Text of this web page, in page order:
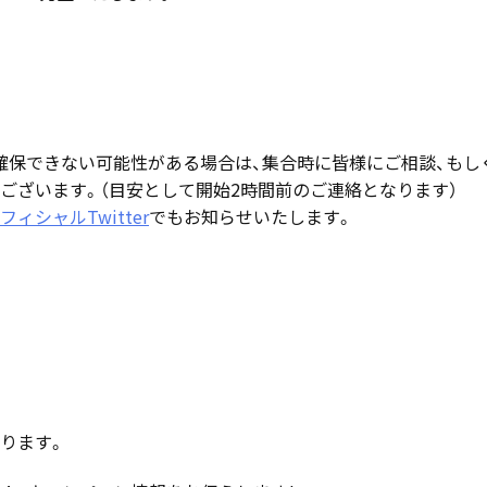
できない可能性がある場合は、集合時に皆様にご相談、もし
います。（目安として開始2時間前のご連絡となります）
ィシャルTwitterでもお知らせいたします。
ます。